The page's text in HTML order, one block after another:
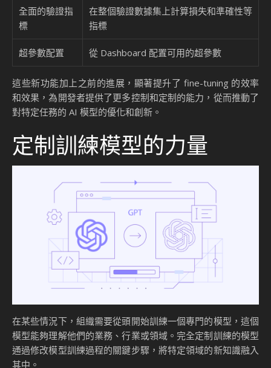
全面的驗證指
標
在整個驗證數據集上計算損失和準確性等
指標
超參數配置 從 Dashboard 配置可用的超參數
這些新功能加上之前的進展，顯著提升了 fine-tuning 的效率
和效果，為開發者提供了更多控制和定制的能力，從而推動了
對特定任務的 AI 模型的優化和創新。
定制訓練模型的力量
在某些情況下，組織需要從頭開始訓練一個專門的模型，這個
模型能夠理解他們的業務、行業或領域。完全定制訓練的模型
通過修改模型訓練過程的關鍵步驟，將特定領域的新知識融入
其中。